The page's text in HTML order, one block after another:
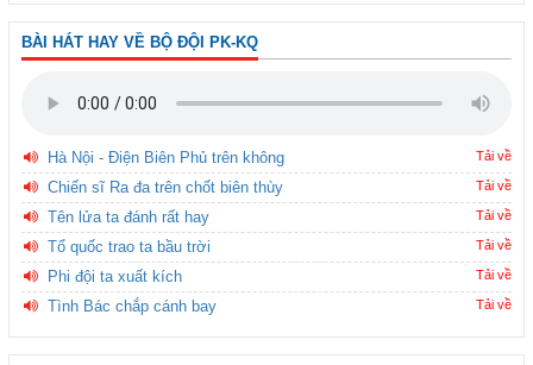
BÀI HÁT HAY VỀ BỘ ĐỘI PK-KQ
Hà Nội - Điện Biên Phủ trên không Tải về
Chiến sĩ Ra đa trên chốt biên thùy Tải về
Tên lửa ta đánh rất hay Tải về
Tổ quốc trao ta bầu trời Tải về
Phi đội ta xuất kích Tải về
Tình Bác chắp cánh bay Tải về